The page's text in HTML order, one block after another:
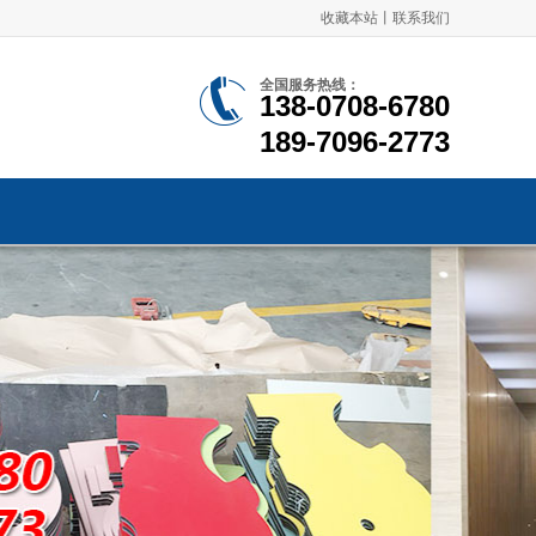
收藏本站 联系我们
全国服务热线：
138-0708-6780
189-7096-2773